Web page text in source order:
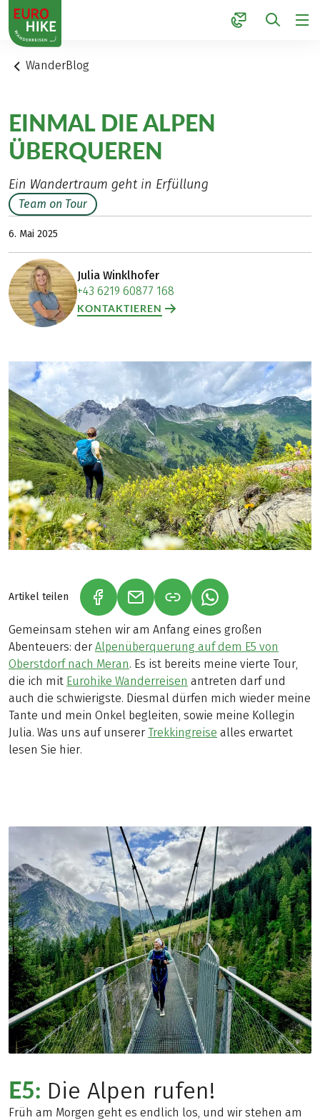
1
WanderBlog
EINMAL DIE ALPEN
ÜBERQUEREN
Ein Wandertraum geht in Erfüllung
Team on Tour
6. Mai 2025
Julia Winklhofer
+43 6219 60877 168
KONTAKTIEREN
Artikel teilen (LINK ÖFFNET IN NEUEM TAB)
(LINK ÖFFNET IN NEUEM TAB)
(LINK ÖFFNET IN
Gemeinsam stehen wir am Anfang eines großen
Abenteuers: der Alpenüberquerung auf dem E5 von
Oberstdorf nach Meran. Es ist bereits meine vierte Tour,
die ich mit Eurohike Wanderreisen antreten darf und
auch die schwierigste. Diesmal dürfen mich wieder meine
Tante und mein Onkel begleiten, sowie meine Kollegin
Julia. Was uns auf unserer Trekkingreise alles erwartet
lesen Sie hier.
E5: Die Alpen rufen!
Früh am Morgen geht es endlich los, und wir stehen am